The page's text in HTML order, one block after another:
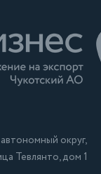
округ,
Тевлянто, дом 1